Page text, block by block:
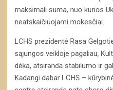
maksimali suma, nuo kurios
neatskaičiuojami mokesčiai.
LCHS prezidentė Rasa
sąjungos veikloje pagaliau,
dėka, atsiranda stabilumo ir
Kadangi dabar LCHS –